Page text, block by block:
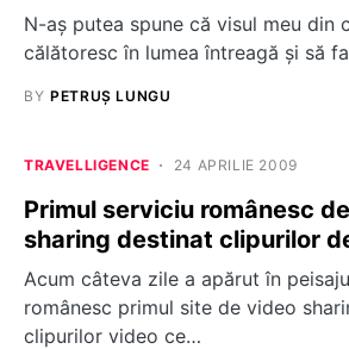
N-aş putea spune că visul meu din
călătoresc în lumea întreagă şi să
BY PETRUȘ LUNGU
TRAVELLIGENCE 24 APRILIE 2009
Primul serviciu românesc
sharing destinat clipurilor
Acum câteva zile a apărut în
românesc primul site de video
clipurilor video ce…